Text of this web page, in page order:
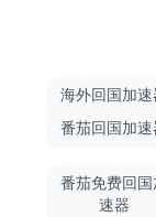
海外回国加速
番茄回国加速
番茄免费回国
速器